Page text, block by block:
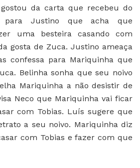
da carta que recebeu do
para Justino que acha que
uma besteira casando com
gosta de Zuca. Justino ameaça
confessa para Mariquinha que
Belinha sonha que seu noivo
Mariquinha a não desistir de
Neco que Mariquinha vai ficar
com Tobias. Luís sugere que
a seu noivo. Mariquinha diz
com Tobias e fazer com que